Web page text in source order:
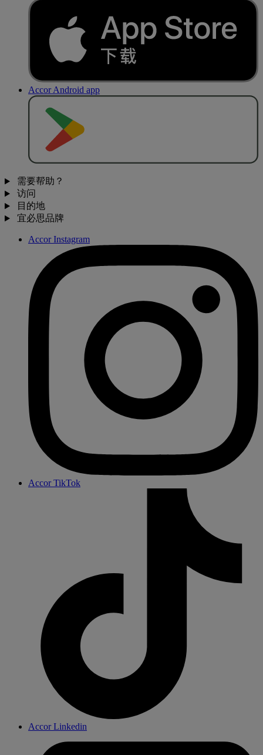
Accor Android app
需要帮助？
访问
目的地
宜必思品牌
Accor Instagram
Accor TikTok
Accor Linkedin